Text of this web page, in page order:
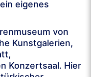
eigenes
von
Kunstgalerien,
Konzertsaal. Hier